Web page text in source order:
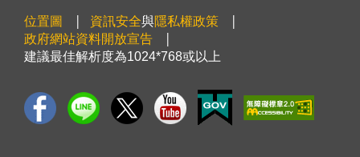
位置圖 資訊安全與隱私權政策
政府網站資料開放宣告
建議最佳解析度為1024*768或以上